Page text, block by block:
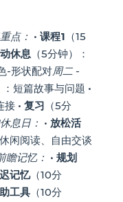
点： • 课程1 （15
休息（5分钟）：
-形状配对周二 -
短篇故事与问题 •
接 • 复习 （5分
息日： • 放松活
闲阅读、自由交谈
瞻记忆： • 规划
记忆（10分
工具（10分